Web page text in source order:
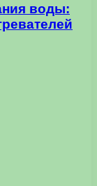
воды: